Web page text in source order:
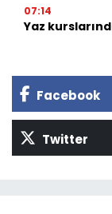
07:14
Yaz
Facebook
Twitter